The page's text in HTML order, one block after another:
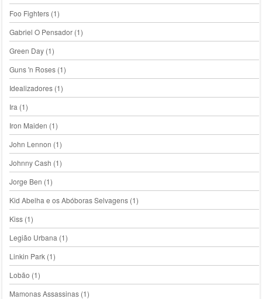
Foo Fighters(1)
Gabriel O Pensador(1)
Green Day(1)
Guns 'n Roses(1)
Idealizadores(1)
Ira (1)
Iron Maiden (1)
John Lennon (1)
Johnny Cash (1)
Jorge Ben (1)
Kid Abelha e os Abóboras Selvagens(1)
Kiss(1)
Legião Urbana (1)
Linkin Park(1)
Lobão (1)
Mamonas Assassinas(1)